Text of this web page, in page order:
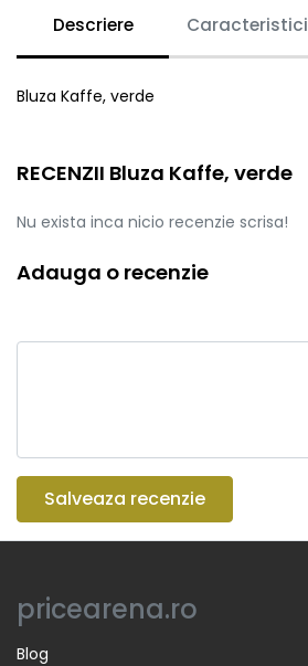
Descriere Caracteristici
Bluza Kaffe, verde
RECENZII Bluza Kaffe, verde
Nu exista inca nicio recenzie scrisa!
Adauga o recenzie
Salveaza recenzie
pricearena.ro
Blog